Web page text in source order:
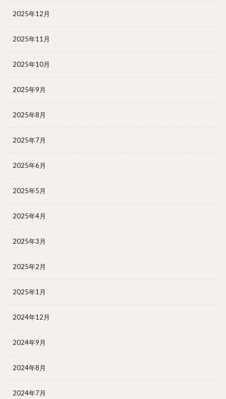
2025年12月
2025年11月
2025年10月
2025年9月
2025年8月
2025年7月
2025年6月
2025年5月
2025年4月
2025年3月
2025年2月
2025年1月
2024年12月
2024年9月
2024年8月
2024年7月